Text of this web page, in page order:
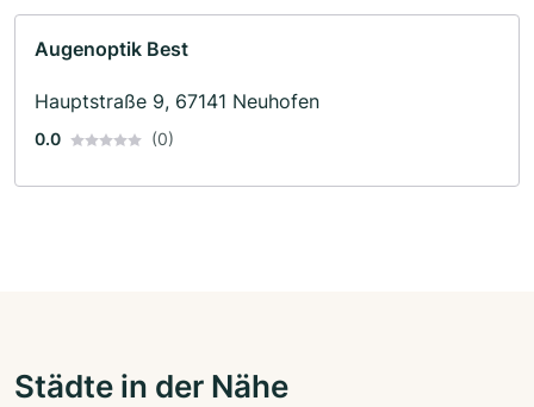
Augenoptik Best
Hauptstraße 9, 67141 Neuhofen
0.0 (0)
Städte in der Nähe